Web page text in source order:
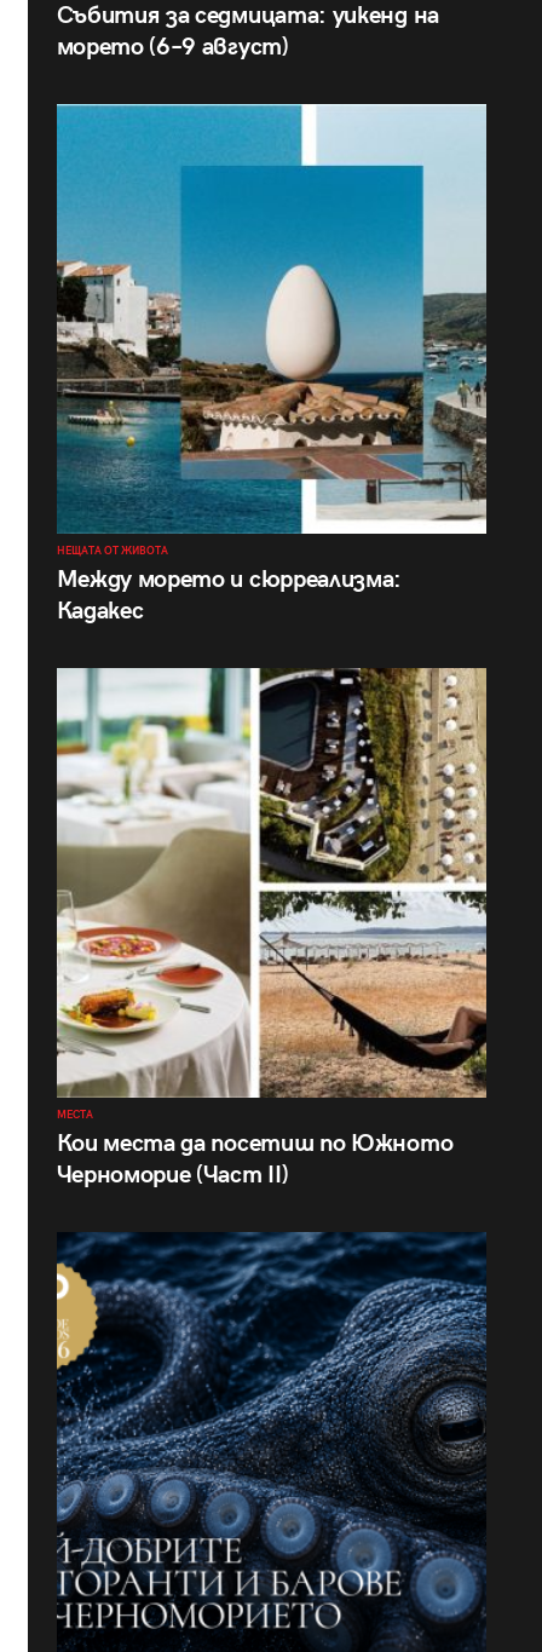
Събития за седмицата: уикенд на
морето (6–9 август)
НЕЩАТА ОТ ЖИВОТА
Между морето и сюрреализма:
Кадакес
МЕСТА
Кои места да посетиш по Южното
Черноморие (Част II)